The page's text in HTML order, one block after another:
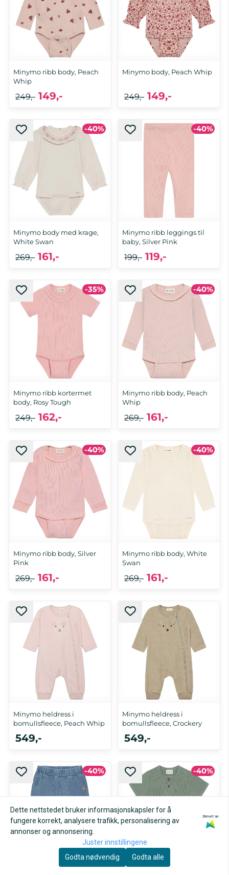
Minymo ribb body, Peach
Whip
149,-
249,-
Minymo body, Peach Whip
149,-
249,-
-40%
Minymo body med krage,
White Swan
161,-
269,-
-40%
Minymo ribb leggings til
baby, Silver Pink
119,-
199,-
-35%
Minymo ribb kortermet
body, Rosy Tough
162,-
249,-
-40%
Minymo ribb body, Peach
Whip
161,-
269,-
-40%
Minymo ribb body, Silver
Pink
161,-
269,-
-40%
Minymo ribb body, White
Swan
161,-
269,-
Minymo heldress i
bomullsfleece, Peach Whip
549,-
Minymo heldress i
bomullsfleece, Crockery
549,-
-40%
Karakter: 5.0 av 5 mulige
-40%
Dette nettstedet bruker informasjonskapsler for å
fungere korrekt, analysere trafikk, personalisering av
annonser og annonsering.
Drevet av
Juster innstillingene
Godta nødvendig
Godta alle